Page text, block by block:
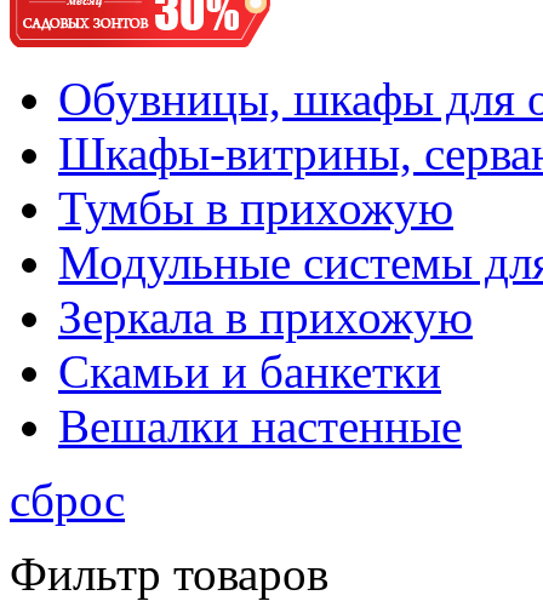
Обувницы, шкафы для
Шкафы-витрины,
Тумбы в прихожую
Модульные системы
Зеркала в прихожую
Скамьи и банкетки
Вешалки настенные
сброс
Фильтр товаров